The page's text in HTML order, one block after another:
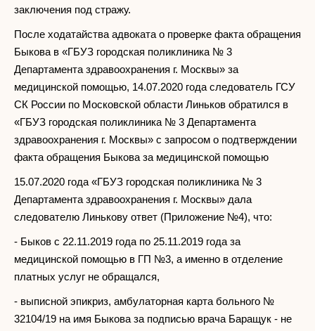
заключения под стражу.
После ходатайства адвоката о проверке факта обращения
Быкова в «ГБУЗ городская поликлиника № 3
Департамента здравоохранения г. Москвы» за
медицинской помощью, 14.07.2020 года следователь ГСУ
СК России по Московской области Линьков обратился в
«ГБУЗ городская поликлиника № 3 Департамента
здравоохранения г. Москвы» с запросом о подтверждении
факта обращения Быкова за медицинской помощью
15.07.2020 года «ГБУЗ городская поликлиника № 3
Департамента здравоохранения г. Москвы» дала
следователю Линькову ответ (Приложение №4), что:
- Быков с 22.11.2019 года по 25.11.2019 года за
медицинской помощью в ГП №3, а именно в отделение
платных услуг не обращался,
- выписной эпикриз, амбулаторная карта больного №
32104/19 на имя Быкова за подписью врача Баращук - не